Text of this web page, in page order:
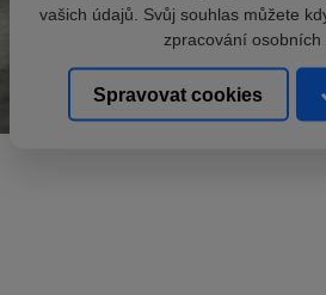
vašich údajů. Svůj souhlas můžete
zpracování osobních
Spravovat cookies